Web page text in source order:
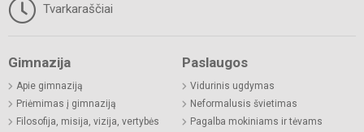
Tvarkaraščiai
Gimnazija
Apie gimnaziją
Priėmimas į gimnaziją
Filosofija, misija, vizija, vertybės
Paslaugos
Vidurinis ugdymas
Neformalusis švietimas
Pagalba mokiniams ir tėvams